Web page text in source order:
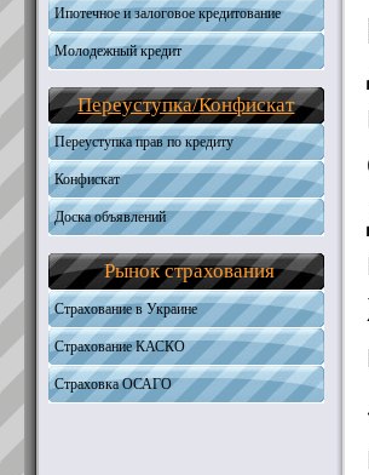
Ипотечное и залоговое кредитование
Автокредитование
Кредиты на землю
Наличные под залог
Молодежный кредит
Переуступка/Конфискат
Переуступка прав по кредиту
Конфискат
Доска объявлений
Рынок страхования
Страхование в Украине
Страхование КАСКО
Страховка ОСАГО